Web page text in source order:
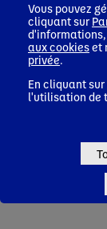
Vous pouvez
cliquant sur
aux cookieset
privée.
En cliquant
l'utilisation de